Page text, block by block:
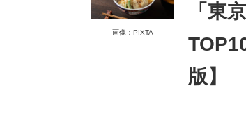
ITエンジニア向け専門サイト
画像：PIXTA
「東
版】